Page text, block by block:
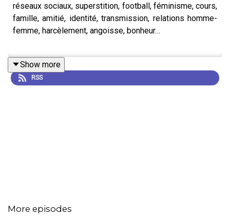
réseaux sociaux, superstition, football, féminisme, cours,
famille, amitié, identité, transmission, relations homme-
femme, harcèlement, angoisse, bonheur…
Dans cet épisode hors série d'Il était des Voix, nous
donnons la parole à de jeunes lycéens d’Île-de-France.
Show more
RSS
More episodes